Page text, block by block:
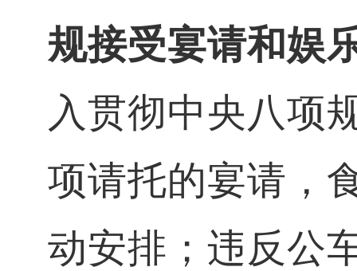
规接受宴请和娱
入贯彻中央八项
项请托的宴请，
动安排；违反公